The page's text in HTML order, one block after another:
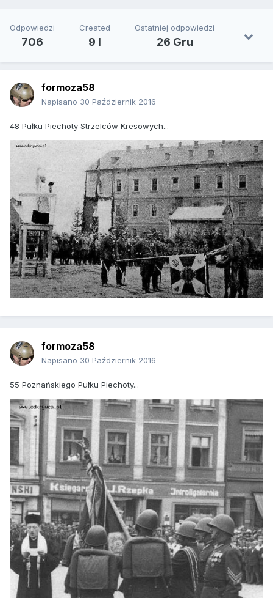
Odpowiedzi
706
Created
9 l
Ostatniej odpowiedzi
26 Gru
formoza58
Napisano 30 Październik 2016
48 Pułku Piechoty Strzelców Kresowych...
formoza58
Napisano 30 Październik 2016
55 Poznańskiego Pułku Piechoty...